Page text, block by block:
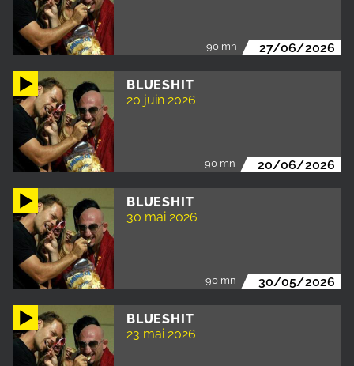
90 mn 27/06/2026
BLUESHIT
20 juin 2026
90 mn 20/06/2026
BLUESHIT
30 mai 2026
90 mn 30/05/2026
BLUESHIT
23 mai 2026